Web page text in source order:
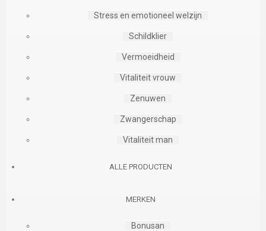
Stress en emotioneel welzijn
Schildklier
Vermoeidheid
Vitaliteit vrouw
Zenuwen
Zwangerschap
Vitaliteit man
ALLE PRODUCTEN
MERKEN
Bonusan